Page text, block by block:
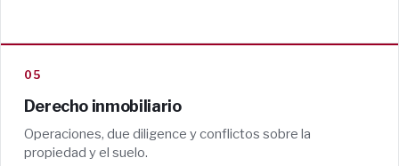
05
Derecho inmobiliario
Operaciones, due diligence y conflictos sobre la
propiedad y el suelo.